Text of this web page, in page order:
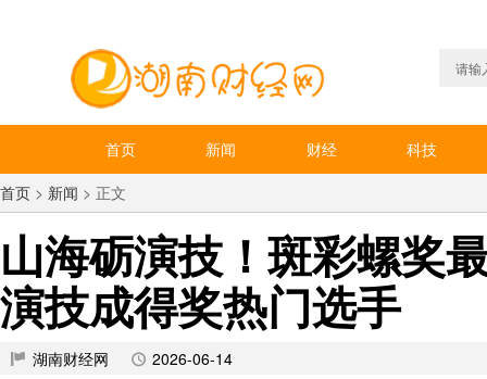
首页 新闻 财经
科技
首页 > 新闻 > 正文
山海砺演技！斑彩螺奖
演技成得奖热门选手
湖南财经网 2026-06-14